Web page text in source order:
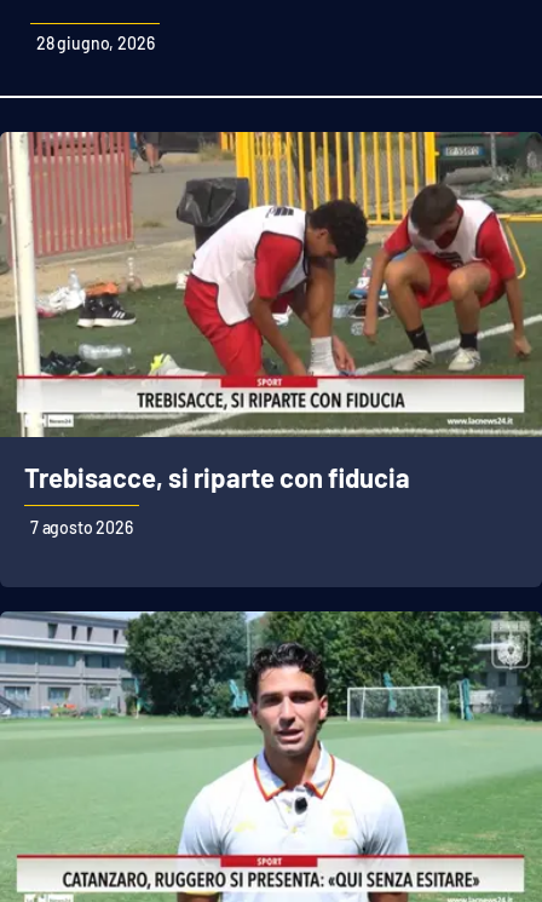
Podcast
Editoriali
VIDEO
Ambiente
Cronaca
Cultura
Economia e Lavoro
Politica
Società
Sport
Good Morning Vietnam
28 giugno, 2026
Trebisacce, si riparte con fiducia
7 agosto 2026